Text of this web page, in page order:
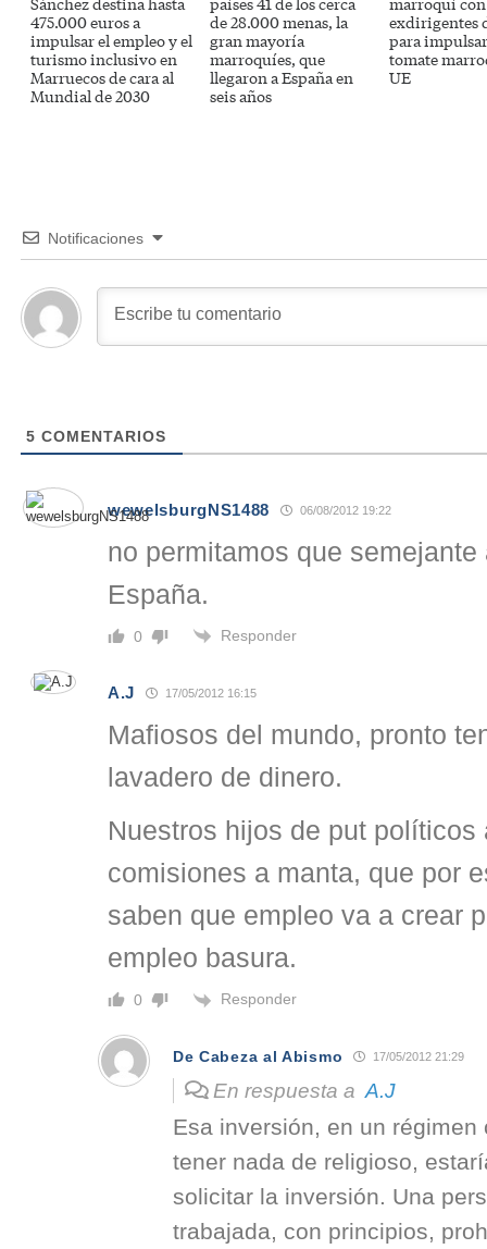
475.000 euros a
impulsar el empleo y el
turismo inclusivo en
Marruecos de cara al
Mundial de 2030
de 28.000 menas, la
gran mayoría
marroquíes, que
llegaron a España en
seis años
exdirigentes
para
tomate
UE
Notificaciones
5 COMENTARIOS
wewelsburgNS1488 06/08/2012 19:22
no permitamos que
España.
0 Responder
A.J 17/05/2012 16:15
Mafiosos del mundo, pronto
lavadero de dinero.
Nuestros hijos de put políticos
comisiones a manta, que por
saben que empleo va a crear
empleo basura.
0 Responder
De Cabeza al Abismo 17/05/2012 21:29
En respuesta a A.J
Esa inversión, en un
tener nada de religioso,
solicitar la inversión. Una
trabajada, con principios,